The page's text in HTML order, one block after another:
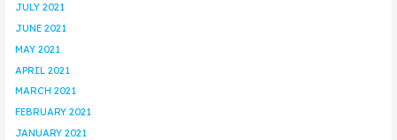
JULY 2021
JUNE 2021
MAY 2021
APRIL 2021
MARCH 2021
FEBRUARY 2021
JANUARY 2021